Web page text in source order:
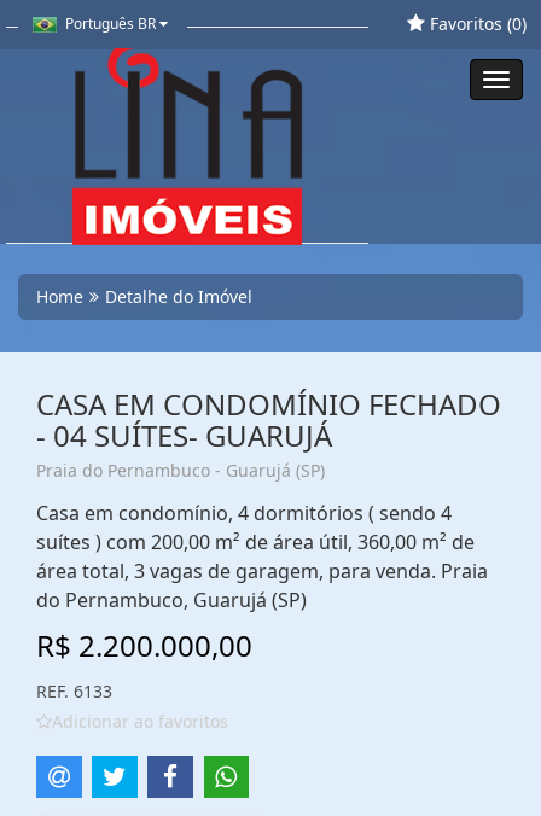
Português BR Favoritos (0)
Home Detalhe do Imóvel
CASA EM CONDOMÍNIO FECHADO
- 04 SUÍTES- GUARUJÁ
Praia do Pernambuco - Guarujá (SP)
Casa em condomínio, 4 dormitórios ( sendo 4
suítes ) com 200,00 m² de área útil, 360,00 m² de
área total, 3 vagas de garagem, para venda. Praia
do Pernambuco, Guarujá (SP)
R$ 2.200.000,00
REF. 6133
Adicionar ao favoritos